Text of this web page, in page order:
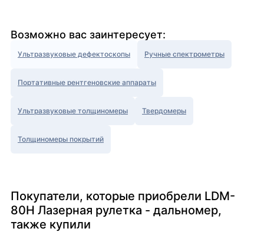
Возможно вас заинтересует:
Ультразвуковые дефектоскопы Ручные спектрометры
Портативные рентгеновские аппараты
Ультразвуковые толщиномеры Твердомеры
Толщиномеры покрытий
Покупатели, которые приобрели LDM-
80H Лазерная рулетка - дальномер,
также купили